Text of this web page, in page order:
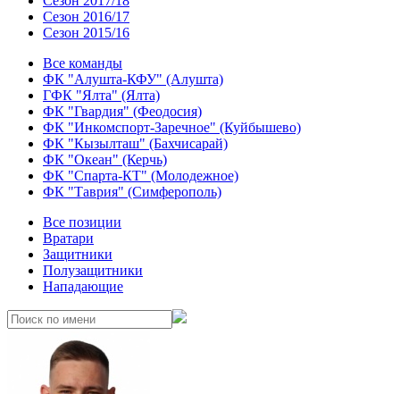
Сезон 2016/17
Сезон 2015/16
Все команды
ФК "Алушта-КФУ" (Алушта)
ГФК "Ялта" (Ялта)
ФК "Гвардия" (Феодосия)
ФК "Инкомспорт-Заречное" (Куйбышево)
ФК "Кызылташ" (Бахчисарай)
ФК "Океан" (Керчь)
ФК "Спарта-КТ" (Молодежное)
ФК "Таврия" (Симферополь)
Все позиции
Вратари
Защитники
Полузащитники
Нападающие